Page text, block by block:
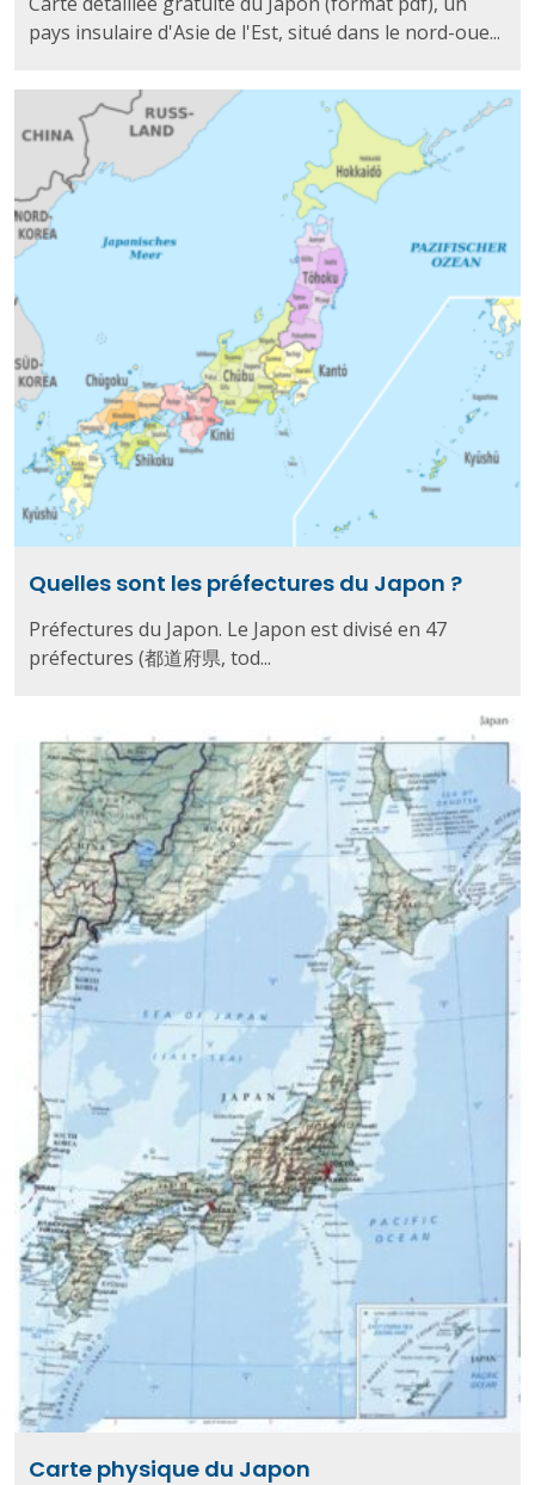
pays insulaire d'Asie de l'Est, situé dans le nord-oue...
Quelles sont les préfectures du Japon ?
Préfectures du Japon. Le Japon est divisé en 47
préfectures (都道府県, tod...
Carte physique du Japon